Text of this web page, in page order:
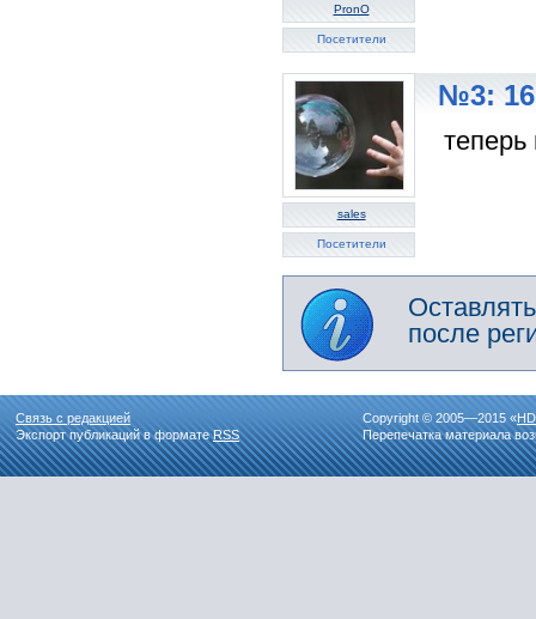
PronO
Посетители
sales
Посетители
№3: 16
теперь
после
Связь с редакцией
Экспорт публикаций в форматеRSS
Copyright © 2005—2015 «
Перепечатка материала